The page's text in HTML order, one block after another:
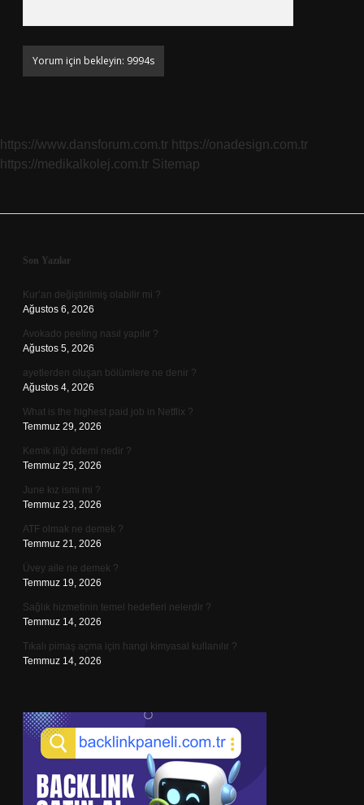
https://www.dansforum.com.tr https://onadesign.com.tr
https://medikalkolej.com.tr Sitemap
Sidebar
Son Yazılar
Kur’an değiştirilmiş olabilir mi ?
Ağustos 6, 2026
Avokado peeling nasıl yapılır ?
Ağustos 5, 2026
ayetlerden oluşan bölümlere ne denir ?
Ağustos 4, 2026
What is the highest paid job in Netflix ?
Temmuz 29, 2026
Kemik iliği ödemi nedir ?
Temmuz 25, 2026
June kız ismi mi ?
Temmuz 23, 2026
ATF olmak ne demek ?
Temmuz 21, 2026
Üvey aile ne demek ?
Temmuz 19, 2026
Sağlık hizmetinin temel hedefleri nelerdir ?
Temmuz 14, 2026
Tıkalı pimaş açma için hangi kimyasal kullanılır ?
Temmuz 14, 2026